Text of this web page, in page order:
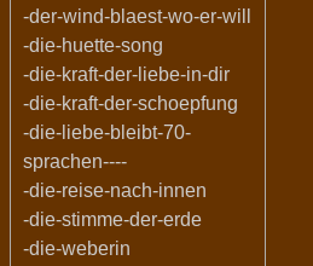
-der-wind-blaest-wo-er-will
-die-huette-song
-die-kraft-der-liebe-in-dir
-die-kraft-der-schoepfung
-die-liebe-bleibt-70-
sprachen----
-die-reise-nach-innen
-die-stimme-der-erde
-die-weberin